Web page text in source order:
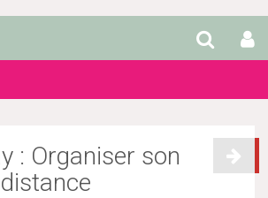
Voix
: Organiser son